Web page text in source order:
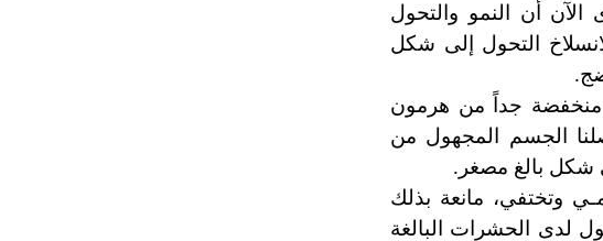
أن النمو والتحول
التحول إلى شكل
منخفضة جداً من هرمون
الجسم المجهول من
شكل بالغ مصغر.
وتختفي، مانعة بذلك
لدى الحشرات البالغة